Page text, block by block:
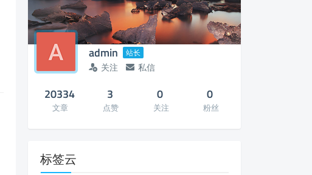
admin 站长
关注 私信
20334
文章
3
点赞
0
关注
0
粉丝
标签云